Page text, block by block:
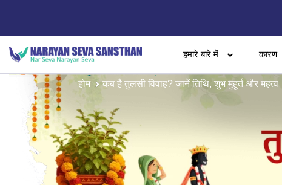
हमारे बारे में कारण
होम कब है तुलसी विवाह? जानें तिथि, शुभ मुहूर्त और महत्व